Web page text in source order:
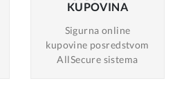
KUPOVINA
Sigurna online
kupovine posredstvom
AllSecure sistema